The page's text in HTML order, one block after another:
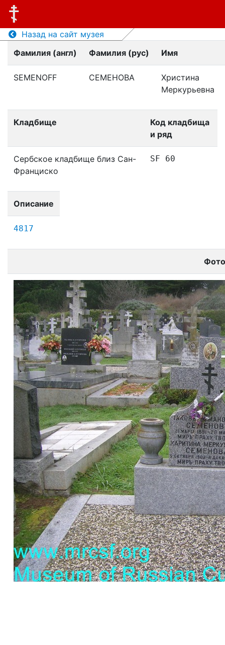
Назад на сайт музея
Фамилия (англ)
Фамилия (рус) Имя
SEMENOFF СЕМЕНОВА
Христина
Меркурьевна
Кладбище
Код кладбища
и ряд
Сербское кладбище близ Сан-
Франциско
SF 60
Описание
4817
Фото